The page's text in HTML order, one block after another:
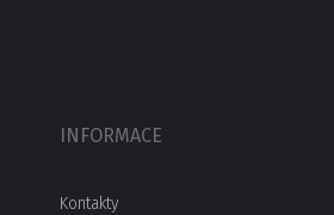
INFORMACE
Kontakty